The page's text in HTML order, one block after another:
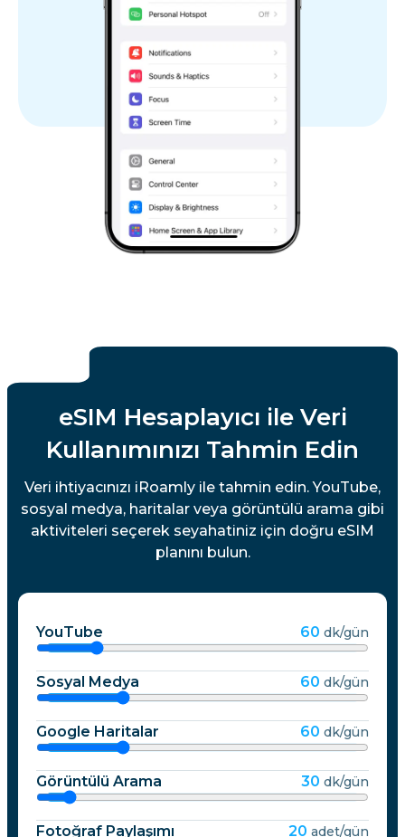
eSIM Hesaplayıcı ile Veri
Kullanımınızı Tahmin Edin
Veri ihtiyacınızı iRoamly ile tahmin edin. YouTube,
sosyal medya, haritalar veya görüntülü arama gibi
aktiviteleri seçerek seyahatiniz için doğru eSIM
planını bulun.
YouTube 60 dk/gün
Sosyal Medya 60 dk/gün
Google Haritalar 60 dk/gün
Görüntülü Arama 30 dk/gün
Fotoğraf Paylaşımı 20 adet/gün